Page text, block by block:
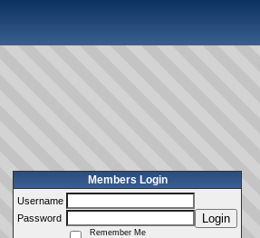
Members Login
Username
Password
Login
Remember Me